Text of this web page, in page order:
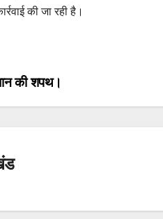
की जा रही है।
की शपथ।